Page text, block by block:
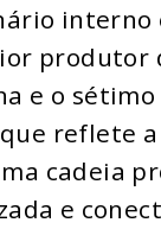
interno
produtor
e o
reflete
cadeia
e